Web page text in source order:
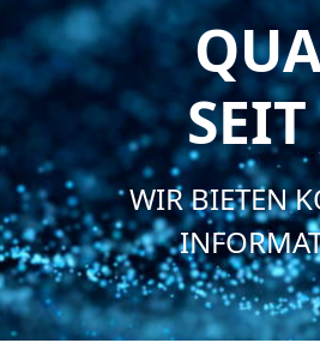
WIR BIETEN